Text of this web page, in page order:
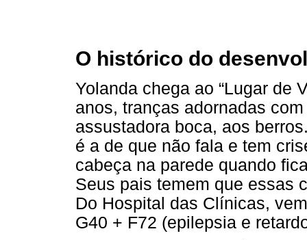
O histórico do
Yolanda chega ao “Lugar de
anos, tranças adornadas
assustadora boca, aos
é a de que não fala e tem
cabeça na parede quando
Seus pais temem que essas
Do Hospital das Clínicas,
G40 + F72 (epilepsia e